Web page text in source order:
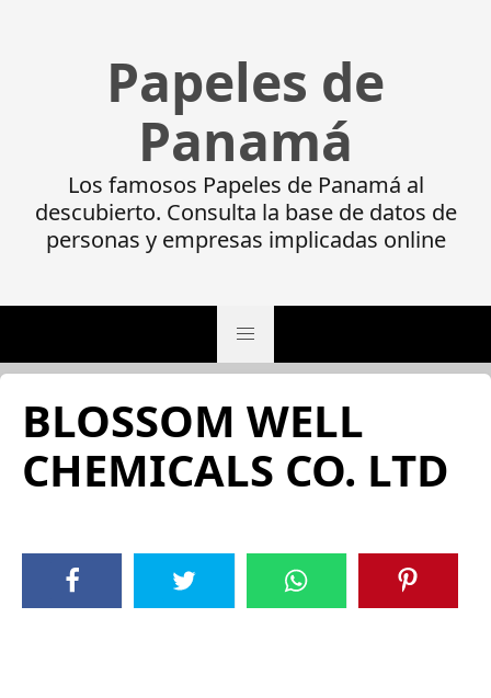
Papeles de
Panamá
Los famosos Papeles de Panamá al
descubierto. Consulta la base de datos de
personas y empresas implicadas online
BLOSSOM WELL
CHEMICALS CO. LTD